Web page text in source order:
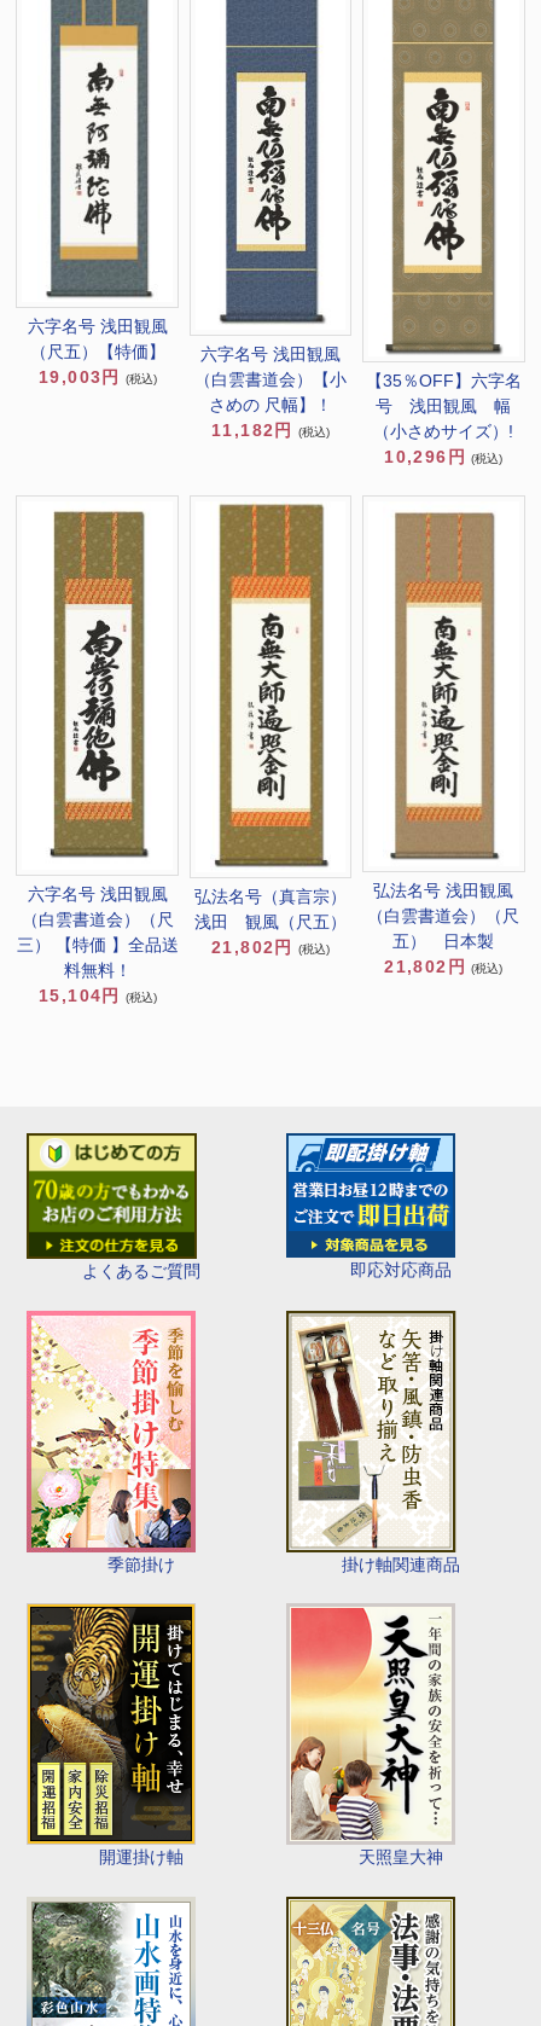
よくあるご質問 即応対応商品
季節掛け 掛け軸関連商品
開運掛け軸 天照皇大神
六字名号 浅田観風
（尺五）【特価】
19,003円
(税込)
六字名号 浅田観風
（白雲書道会）【小
さめの 尺幅】！
11,182円
(税込)
【35％OFF】六字名
号 浅田観風 幅
（小さめサイズ）!
10,296円 (税込)
六字名号 浅田観風
（白雲書道会）（尺
三） 【特価 】全品送
料無料！
15,104円
(税込)
弘法名号（真言宗）
浅田 観風（尺五）
21,802円
(税込)
弘法名号 浅田観風
（白雲書道会）（尺
五） 日本製
21,802円 (税込)